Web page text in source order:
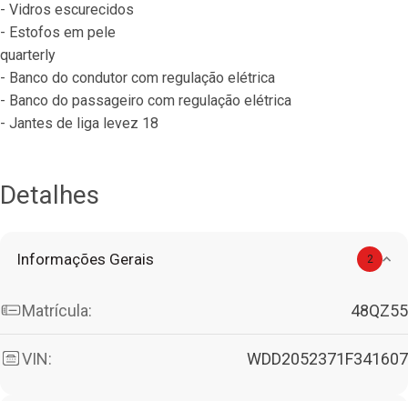
- Vidros escurecidos
- Estofos em pele
quarterly
- Banco do condutor com regulação elétrica
- Banco do passageiro com regulação elétrica
- Jantes de liga levez 18
Detalhes
Informações Gerais 2
Matrícula: 48QZ55
VIN: WDD2052371F341607